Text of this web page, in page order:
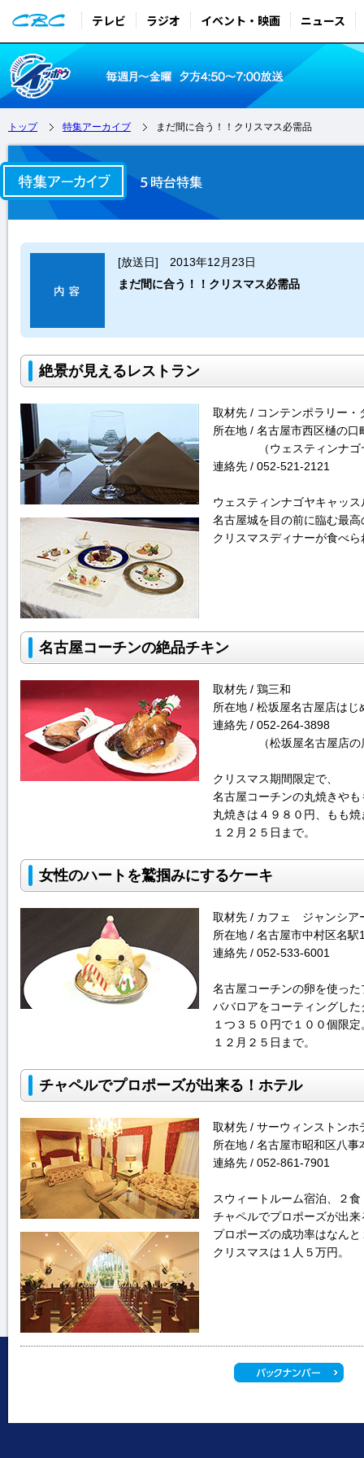
テレビ ラジオ イベント・映画 ニュース
トップ 特集アーカイブ まだ間に合う！！クリスマス必需品
[放送日] 2013年12月23日
まだ間に合う！！クリスマス必需品
絶景が見えるレストラン
取材先 / コンテンポラリー
所在地 / 名古屋市西区樋の口
（ウェスティンナ
連絡先 / 052-521-2121
ウェスティンナゴヤキャッ
名古屋城を目の前に臨む最
クリスマスディナーが食べ
名古屋コーチンの絶品チキン
取材先 / 鶏三和
所在地 / 松坂屋名古屋店はじ
連絡先 / 052-264-3898
（松坂屋名古屋店
クリスマス期間限定で、
名古屋コーチンの丸焼きや
丸焼きは４９８０円、もも
１２月２５日まで。
女性のハートを鷲掴みにするケーキ
取材先 / カフェ ジャンシア
所在地 / 名古屋市中村区名
連絡先 / 052-533-6001
名古屋コーチンの卵を使った
ババロアをコーティングし
１つ３５０円で１００個限定
１２月２５日まで。
チャペルでプロポーズが出来る！ホテル
取材先 / サーウィンストンホ
所在地 / 名古屋市昭和区八事
連絡先 / 052-861-7901
スウィートルーム宿泊、２
チャペルでプロポーズが出来
プロポーズの成功率はなん
クリスマスは１人５万円。